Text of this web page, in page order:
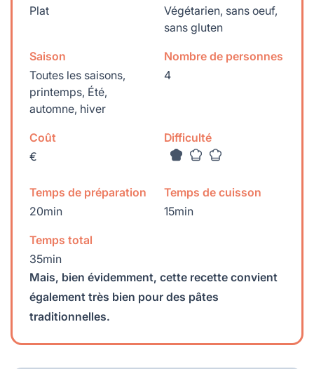
Plat
Végétarien, sans oeuf,
sans gluten
Saison
Toutes les saisons,
printemps, Été,
automne, hiver
Nombre de personnes
4
Coût
€
Difficulté
Temps de préparation
20min
Temps de cuisson
15min
Temps total
35min
Mais, bien évidemment, cette recette convient
également très bien pour des pâtes
traditionnelles.